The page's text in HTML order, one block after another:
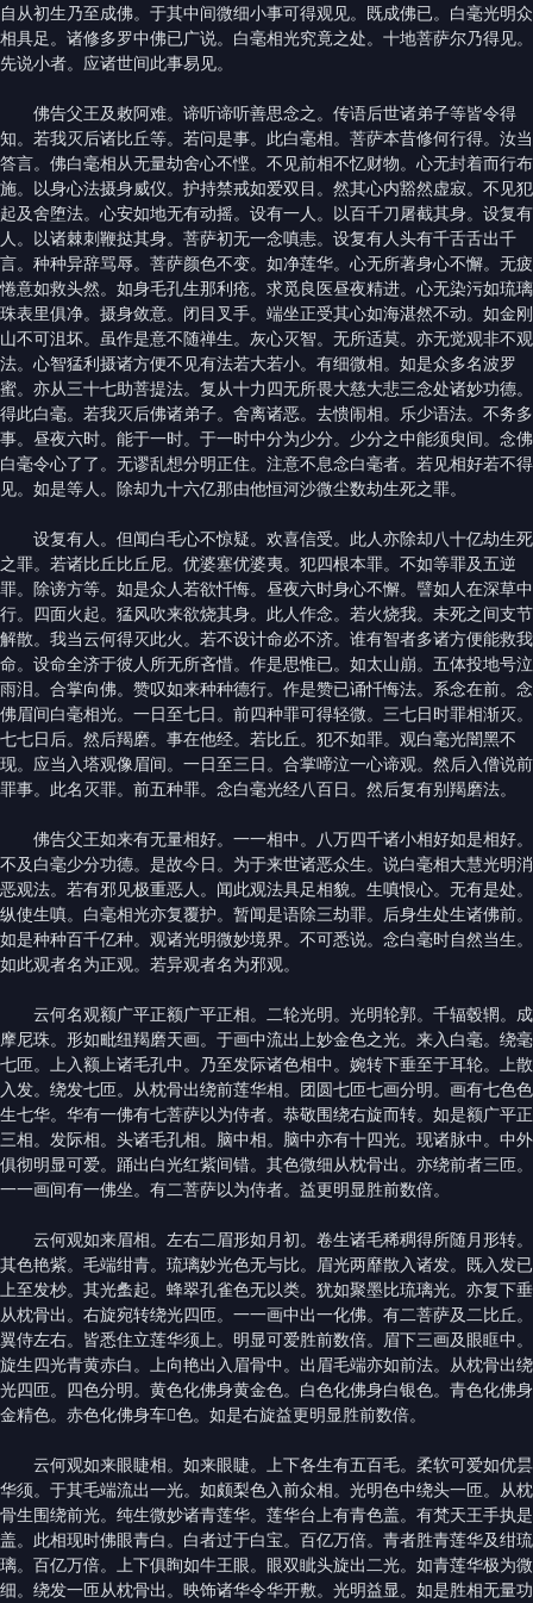
自从初生乃至成佛。于其中间微细小事可得观见。既成佛已。白毫光明众
相具足。诸修多罗中佛已广说。白毫相光究竟之处。十地菩萨尔乃得见。
先说小者。应诸世间此事易见。
佛告父王及敕阿难。谛听谛听善思念之。传语后世诸弟子等皆令得
知。若我灭后诸比丘等。若问是事。此白毫相。菩萨本昔修何行得。汝当
答言。佛白毫相从无量劫舍心不悭。不见前相不忆财物。心无封着而行布
施。以身心法摄身威仪。护持禁戒如爱双目。然其心内豁然虚寂。不见犯
起及舍堕法。心安如地无有动摇。设有一人。以百千刀屠截其身。设复有
人。以诸棘刺鞭挞其身。菩萨初无一念嗔恚。设复有人头有千舌舌出千
言。种种异辞骂辱。菩萨颜色不变。如净莲华。心无所著身心不懈。无疲
惓意如救头然。如身毛孔生那利疮。求觅良医昼夜精进。心无染污如琉璃
珠表里俱净。摄身敛意。闭目叉手。端坐正受其心如海湛然不动。如金刚
山不可沮坏。虽作是意不随禅生。灰心灭智。无所适莫。亦无觉观非不观
法。心智猛利摄诸方便不见有法若大若小。有细微相。如是众多名波罗
蜜。亦从三十七助菩提法。复从十力四无所畏大慈大悲三念处诸妙功德。
得此白毫。若我灭后佛诸弟子。舍离诸恶。去愦闹相。乐少语法。不务多
事。昼夜六时。能于一时。于一时中分为少分。少分之中能须臾间。念佛
白毫令心了了。无谬乱想分明正住。注意不息念白毫者。若见相好若不得
见。如是等人。除却九十六亿那由他恒河沙微尘数劫生死之罪。
设复有人。但闻白毛心不惊疑。欢喜信受。此人亦除却八十亿劫生死
之罪。若诸比丘比丘尼。优婆塞优婆夷。犯四根本罪。不如等罪及五逆
罪。除谤方等。如是众人若欲忏悔。昼夜六时身心不懈。譬如人在深草中
行。四面火起。猛风吹来欲烧其身。此人作念。若火烧我。未死之间支节
解散。我当云何得灭此火。若不设计命必不济。谁有智者多诸方便能救我
命。设命全济于彼人所无所吝惜。作是思惟已。如太山崩。五体投地号泣
雨泪。合掌向佛。赞叹如来种种德行。作是赞已诵忏悔法。系念在前。念
佛眉间白毫相光。一日至七日。前四种罪可得轻微。三七日时罪相渐灭。
七七日后。然后羯磨。事在他经。若比丘。犯不如罪。观白毫光闇黑不
现。应当入塔观像眉间。一日至三日。合掌啼泣一心谛观。然后入僧说前
罪事。此名灭罪。前五种罪。念白毫光经八百日。然后复有别羯磨法。
佛告父王如来有无量相好。一一相中。八万四千诸小相好如是相好。
不及白毫少分功德。是故今日。为于来世诸恶众生。说白毫相大慧光明消
恶观法。若有邪见极重恶人。闻此观法具足相貌。生嗔恨心。无有是处。
纵使生嗔。白毫相光亦复覆护。暂闻是语除三劫罪。后身生处生诸佛前。
如是种种百千亿种。观诸光明微妙境界。不可悉说。念白毫时自然当生。
如此观者名为正观。若异观者名为邪观。
云何名观额广平正额广平正相。二轮光明。光明轮郭。千辐毂辋。成
摩尼珠。形如毗纽羯磨天画。于画中流出上妙金色之光。来入白毫。绕毫
七匝。上入额上诸毛孔中。乃至发际诸色相中。婉转下垂至于耳轮。上散
入发。绕发七匝。从枕骨出绕前莲华相。团圆七匝七画分明。画有七色色
生七华。华有一佛有七菩萨以为侍者。恭敬围绕右旋而转。如是额广平正
三相。发际相。头诸毛孔相。脑中相。脑中亦有十四光。现诸脉中。中外
俱彻明显可爱。踊出白光红紫间错。其色微细从枕骨出。亦绕前者三匝。
一一画间有一佛坐。有二菩萨以为侍者。益更明显胜前数倍。
云何观如来眉相。左右二眉形如月初。卷生诸毛稀稠得所随月形转。
其色艳紫。毛端绀青。琉璃妙光色无与比。眉光两靡散入诸发。既入发已
上至发杪。其光䗍起。蜂翠孔雀色无以类。犹如聚墨比琉璃光。亦复下垂
从枕骨出。右旋宛转绕光四匝。一一画中出一化佛。有二菩萨及二比丘。
翼侍左右。皆悉住立莲华须上。明显可爱胜前数倍。眉下三画及眼眶中。
旋生四光青黄赤白。上向艳出入眉骨中。出眉毛端亦如前法。从枕骨出绕
光四匝。四色分明。黄色化佛身黄金色。白色化佛身白银色。青色化佛身
金精色。赤色化佛身车𤦲色。如是右旋益更明显胜前数倍。
云何观如来眼睫相。如来眼睫。上下各生有五百毛。柔软可爱如优昙
华须。于其毛端流出一光。如颇梨色入前众相。光明色中绕头一匝。从枕
骨生围绕前光。纯生微妙诸青莲华。莲华台上有青色盖。有梵天王手执是
盖。此相现时佛眼青白。白者过于白宝。百亿万倍。青者胜青莲华及绀琉
璃。百亿万倍。上下俱眴如牛王眼。眼双眦头旋出二光。如青莲华极为微
细。绕发一匝从枕骨出。映饰诸华令华开敷。光明益显。如是胜相无量功